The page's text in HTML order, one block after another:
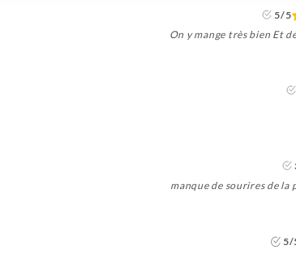
5/5
On y mange très bien Et
manque de sourires de la
5/